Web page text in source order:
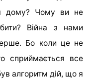
дому? Чому ви не
Війна з нами
Бо коли це не
сприймається все
алгоритм дій, що я